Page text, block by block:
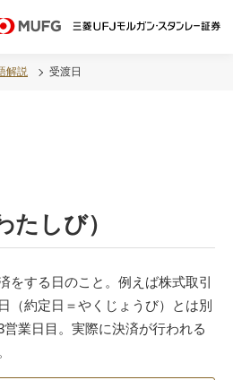
進むチカラになる。 三菱ＵＦＪモル
解説 受渡日
たしび）
をする日のこと。例えば株式取引
（約定日＝やくじょうび）とは別
業日目。実際に決済が行われる